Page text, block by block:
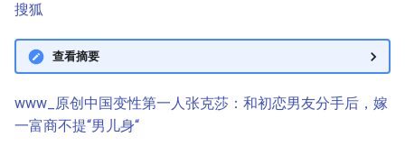
搜狐
查看摘要
www_原创中国变性第一人张克莎：和初恋男友分手后，嫁
一富商不提“男儿身“